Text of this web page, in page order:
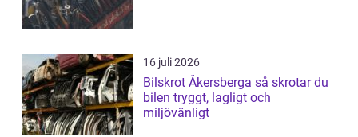
16 juli 2026
Bilskrot Åkersberga så skrotar du
bilen tryggt, lagligt och
miljövänligt